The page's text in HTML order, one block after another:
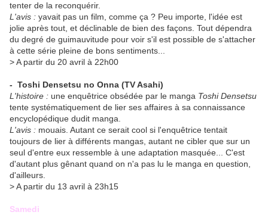
tenter de la reconquérir.
L'avis : yavait pas un film, comme ça ? Peu importe, l'idée est
jolie après tout, et déclinable de bien des façons. Tout dépendra
du degré de guimauvitude pour voir s'il est possible de s'attacher
à cette série pleine de bons sentiments...
> A partir du 20 avril à 22h00
- Toshi Densetsu no Onna (TV Asahi)
L'histoire : une enquêtrice obsédée par le manga Toshi Densetsu
tente systématiquement de lier ses affaires à sa connaissance
encyclopédique dudit manga.
L'avis : mouais. Autant ce serait cool si l'enquêtrice tentait
toujours de lier à différents mangas, autant ne cibler que sur un
seul d'entre eux ressemble à une adaptation masquée... C'est
d'autant plus gênant quand on n'a pas lu le manga en question,
d'ailleurs.
> A partir du 13 avril à 23h15
Samedi